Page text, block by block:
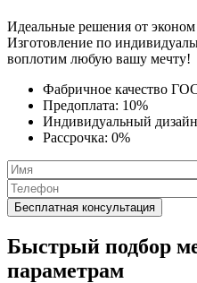
Идеальные решения от
Изготовление по
воплотим любую вашу мечту!
Фабричное качество
Предоплата: 10%
Индивидуальный
Рассрочка: 0%
Быстрый подбор
параметрам